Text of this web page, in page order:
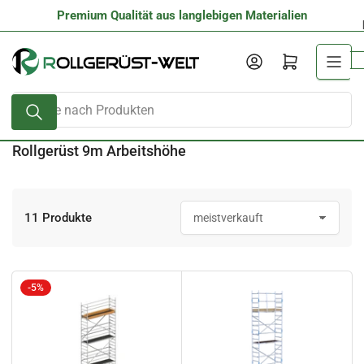
Inhalt
springen
Premium Qualität aus langlebigen Materialien
Suche
nach
Produkten
AnmeldenMini-Warenkorb öffnen
Rollgerüst 9m Arbeitshöhe
o
t
11 Produkte
-5%